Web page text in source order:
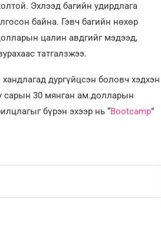
Эхлээд багийн удирдлага
байна. Гэвч багийн нөхөр
цалин авдгийг мэдээд,
татгалзжээ.
дургүйцсэн боловч хэдхэн
сарын 30 мянган ам.долларын
бүрэн эхээр нь “Bootcamp”